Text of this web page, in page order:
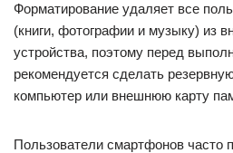
Форматирование удаляет все
(книги, фотографии и музыку) из
устройства, поэтому перед
рекомендуется сделать
компьютер или внешнюю карту
Пользователи смартфонов часто